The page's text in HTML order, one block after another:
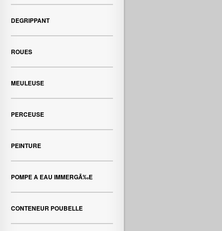
DEGRIPPANT
ROUES
MEULEUSE
PERCEUSE
PEINTURE
POMPE A EAU IMMERGÃ‰E
CONTENEUR POUBELLE